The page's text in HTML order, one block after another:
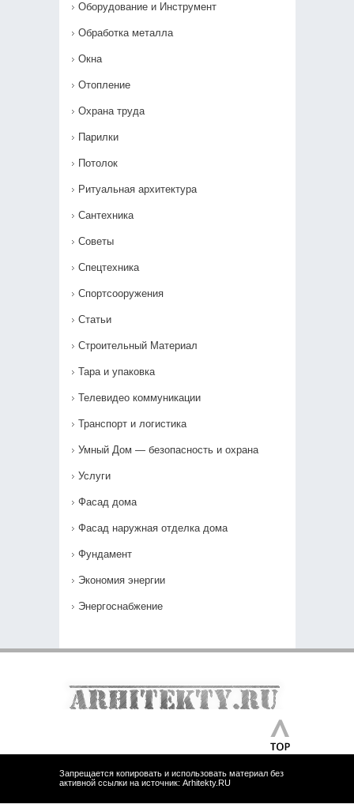
Оборудование и Инструмент
Обработка металла
Окна
Отопление
Охрана труда
Парилки
Потолок
Ритуальная архитектура
Сантехника
Советы
Спецтехника
Спортсооружения
Статьи
Строительный Материал
Тара и упаковка
Телевидео коммуникации
Транспорт и логистика
Умный Дом — безопасность и охрана
Услуги
Фасад дома
Фасад наружная отделка дома
Фундамент
Экономия энергии
Энергоснабжение
Запрещается копировать и использовать материал без
активной ссылки на источник: Arhitekty.RU